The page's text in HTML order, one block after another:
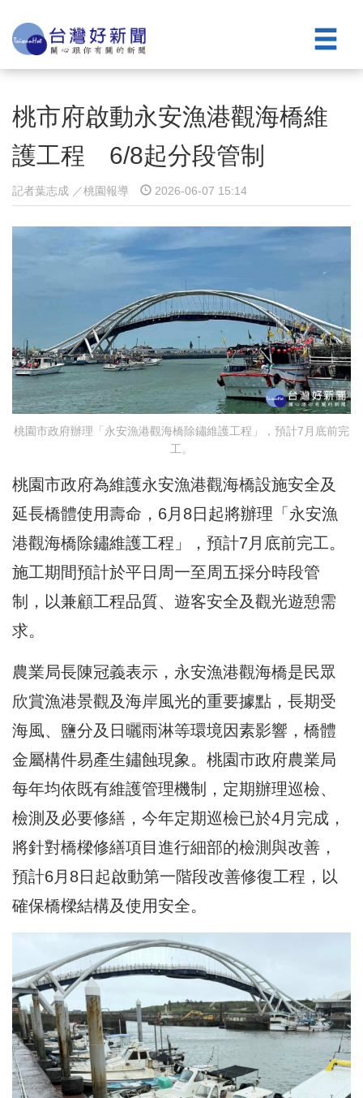
桃市府啟動永安漁港觀海橋維
護工程 6/8起分段管制
記者葉志成 ／桃園報導 2026-06-07 15:14
桃園市政府辦理「永安漁港觀海橋除鏽維護工程」，預計7月底前完
工。
桃園市政府為維護永安漁港觀海橋設施安全及
延長橋體使用壽命，6月8日起將辦理「永安漁
港觀海橋除鏽維護工程」，預計7月底前完工。
施工期間預計於平日周一至周五採分時段管
制，以兼顧工程品質、遊客安全及觀光遊憩需
求。
農業局長陳冠義表示，永安漁港觀海橋是民眾
欣賞漁港景觀及海岸風光的重要據點，長期受
海風、鹽分及日曬雨淋等環境因素影響，橋體
金屬構件易產生鏽蝕現象。桃園市政府農業局
每年均依既有維護管理機制，定期辦理巡檢、
檢測及必要修繕，今年定期巡檢已於4月完成，
將針對橋樑修繕項目進行細部的檢測與改善，
預計6月8日起啟動第一階段改善修復工程，以
確保橋樑結構及使用安全。